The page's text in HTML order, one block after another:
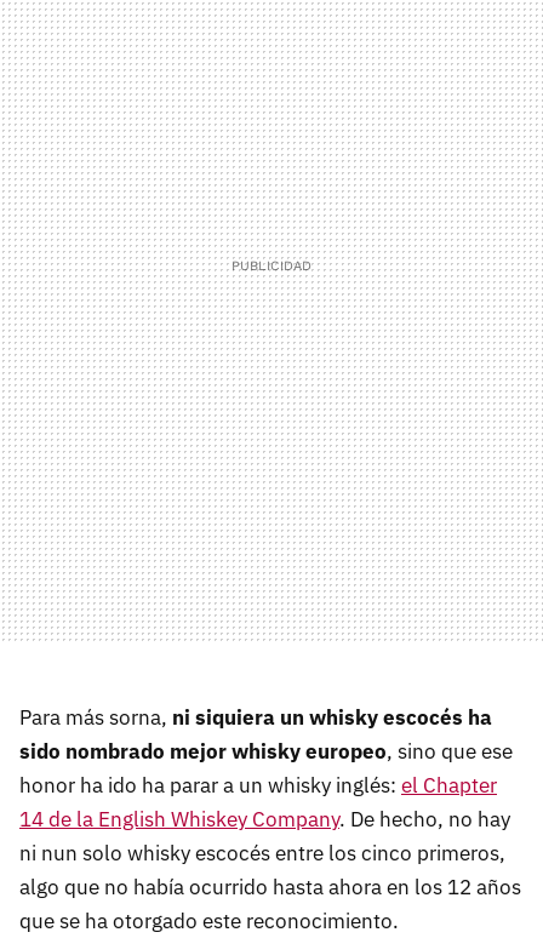
Para más sorna, ni siquiera un whisky escocés ha
sido nombrado mejor whisky europeo, sino que ese
honor ha ido ha parar a un whisky inglés: el Chapter
14 de la English Whiskey Company. De hecho, no hay
ni nun solo whisky escocés entre los cinco primeros,
algo que no había ocurrido hasta ahora en los 12 años
que se ha otorgado este reconocimiento.